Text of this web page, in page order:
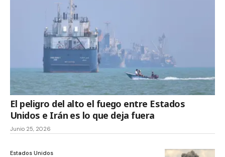
El peligro del alto el fuego entre Estados
Unidos e Irán es lo que deja fuera
Junio 25, 2026
Estados Unidos